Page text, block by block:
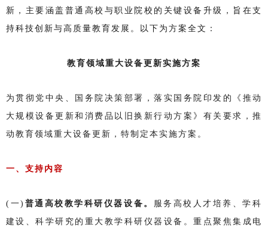
新，主要涵盖普通高校与职业院校的关键设备升级，旨在支
持科技创新与高质量教育发展。以下为方案全文：
教育领域重大设备更新实施方案
为贯彻党中央、国务院决策部署，落实国务院印发的《推动
大规模设备更新和消费品以旧换新行动方案》有关要求，推
动教育领域重大设备更新，特制定本实施方案。
一、支持内容
(一) 普通高校教学科研仪器设备。 服务高校人才培养、学科
建设、科学研究的重大教学科研仪器设备。重点聚焦集成电